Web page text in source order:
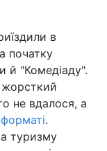
в
початку
й "Комедіаду".
жорсткий
не вдалося, а
.
туризму